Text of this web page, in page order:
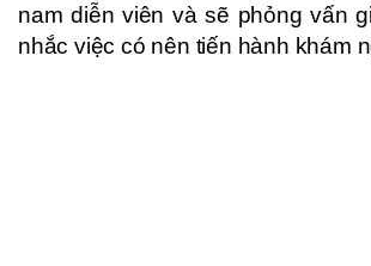
nam diễn viên và sẽ phỏng vấn
nhắc việc có nên tiến hành khám